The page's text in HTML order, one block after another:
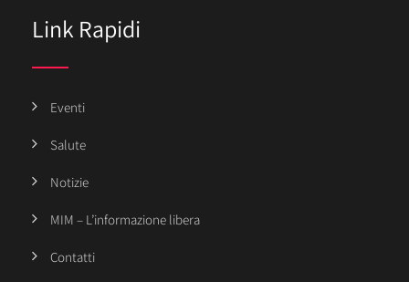
Link Rapidi
Eventi
Salute
Notizie
MIM – L’informazione libera
Contatti